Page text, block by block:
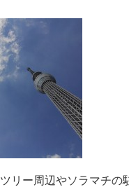
リー周辺やソラマチの